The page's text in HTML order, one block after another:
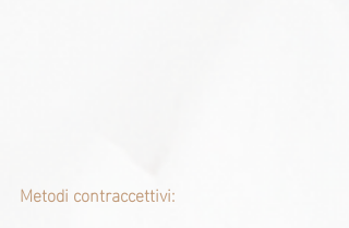
Metodi contraccettivi: